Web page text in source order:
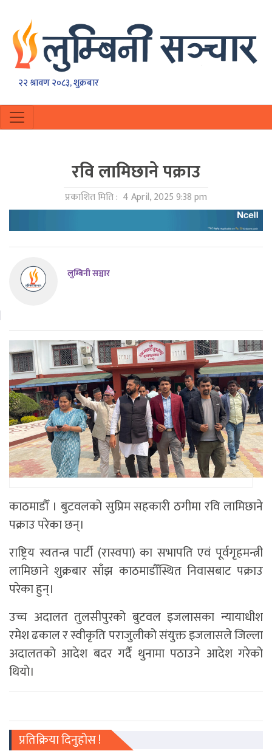
२२ श्रावण २०८३, शुक्रबार
रवि लामिछाने पक्राउ
प्रकाशित मिति : 4 April, 2025 9:38 pm
लुम्बिनी सञ्चार
काठमाडौँ । बुटवलको सुप्रिम सहकारी ठगीमा रवि लामिछाने
पक्राउ परेका छन्।
राष्ट्रिय स्वतन्त्र पार्टी (रास्वपा) का सभापति एवं पूर्वगृहमन्त्री
लामिछाने शुक्रबार साँझ काठमाडौँस्थित निवासबाट पक्राउ
परेका हुन्।
उच्च अदालत तुलसीपुरको बुटवल इजलासका न्यायाधीश
रमेश ढकाल र स्वीकृति पराजुलीको संयुक्त इजलासले जिल्ला
अदालतको आदेश बदर गर्दै थुनामा पठाउने आदेश गरेको
थियो।
प्रतिक्रिया दिनुहोस !